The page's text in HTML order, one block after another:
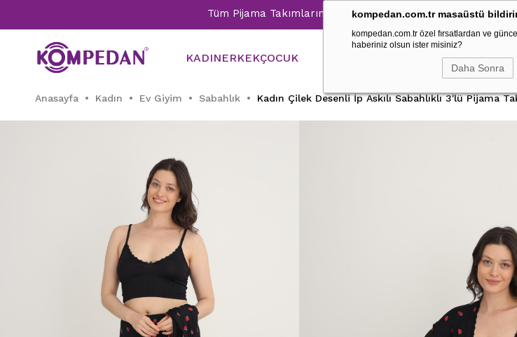
kompedan.com.tr masaüstü
kompedan.com.tr özel fırsatlardan ve
haberiniz olsun ister misiniz?
Daha Sonra
Tüm Pijama Takımlarında %30 İndirim → 1500 TL ve üzeri
KADINERKEKÇOCUK
Anasayfa Kadın Ev Giyim Sabahlık Kadın Çilek Desenli İp Askılı Sabahlıklı 3'lü Pijama